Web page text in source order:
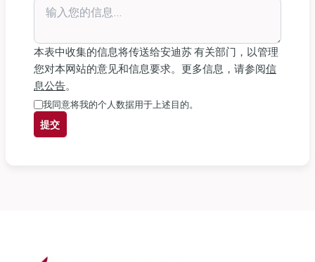
本表中收集的信息将传送给安迪苏 有关部门，以管理
您对本网站的意见和信息要求。更多信息，请参阅信
息公告。
我同意将我的个人数据用于上述目的。
提交